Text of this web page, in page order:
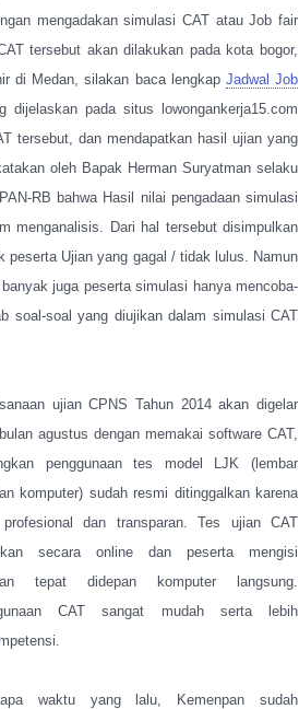
mengadakan simulasi CAT atau Job fair
tersebut akan dilakukan pada kota bogor,
di Medan, silakan baca lengkap Jadwal Job
dijelaskan pada situs lowongankerja15.com
tersebut, dan mendapatkan hasil ujian yang
oleh Bapak Herman Suryatman selaku
RB bahwa Hasil nilai pengadaan simulasi
menganalisis. Dari hal tersebut disimpulkan
Ujian yang gagal / tidak lulus. Namun
juga peserta simulasi hanya mencoba-
soal-soal yang diujikan dalam simulasi CAT
ujian CPNS Tahun 2014 akan digelar
agustus dengan memakai software CAT,
penggunaan tes model LJK (lembar
komputer) sudah resmi ditinggalkan karena
dan transparan. Tes ujian CAT
secara online dan peserta mengisi
tepat didepan komputer langsung.
CAT sangat mudah serta lebih
waktu yang lalu, Kemenpan sudah